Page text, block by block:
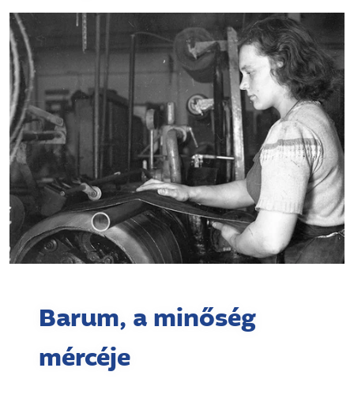
Barum, a minőség
mércéje